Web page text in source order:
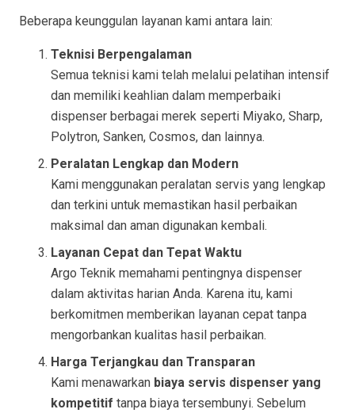
Beberapa keunggulan layanan kami antara lain:
Teknisi Berpengalaman
Semua teknisi kami telah melalui pelatihan intensif
dan memiliki keahlian dalam memperbaiki
dispenser berbagai merek seperti Miyako, Sharp,
Polytron, Sanken, Cosmos, dan lainnya.
Peralatan Lengkap dan Modern
Kami menggunakan peralatan servis yang lengkap
dan terkini untuk memastikan hasil perbaikan
maksimal dan aman digunakan kembali.
Layanan Cepat dan Tepat Waktu
Argo Teknik memahami pentingnya dispenser
dalam aktivitas harian Anda. Karena itu, kami
berkomitmen memberikan layanan cepat tanpa
mengorbankan kualitas hasil perbaikan.
Harga Terjangkau dan Transparan
Kami menawarkan biaya servis dispenser yang
kompetitif tanpa biaya tersembunyi. Sebelum